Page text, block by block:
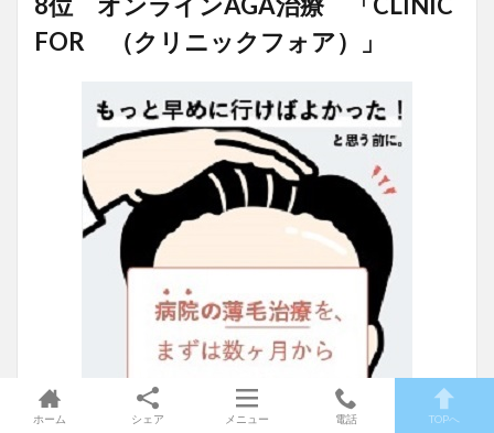
FOR （クリニックフォア）」
ホーム シェア メニュー 電話 TOPへ